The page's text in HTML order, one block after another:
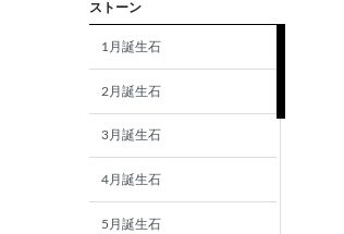
ストーン
1月誕生石
2月誕生石
3月誕生石
4月誕生石
5月誕生石